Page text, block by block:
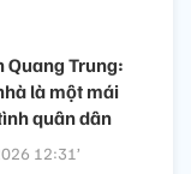
Quang Trung:
là một mái
quân dân
12:31’